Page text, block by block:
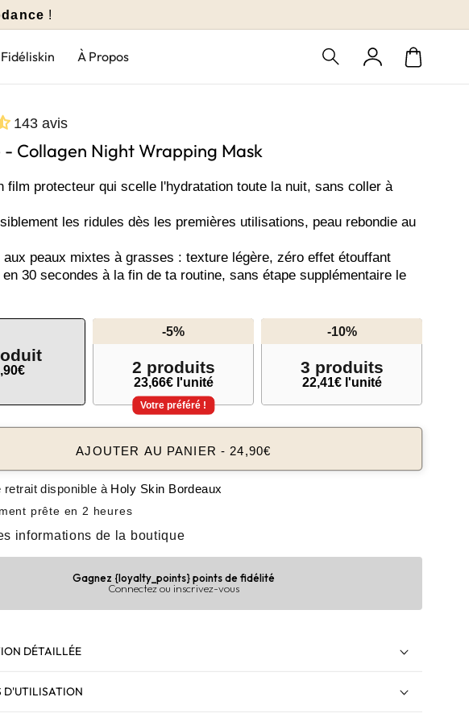
!
Fidéliskin À Propos Connexion Panier
143 avis
- Collagen Night Wrapping Mask
film protecteur qui scelle l'hydratation toute la nuit, sans coller à
les ridules dès les premières utilisations, peau rebondie au
aux peaux mixtes à grasses : texture légère, zéro effet étouffant
en 30 secondes à la fin de ta routine, sans étape supplémentaire le
-5%
2 produits
Votre préféré !
23,66€ l'unité
-10%
3 produits
22,41€ l'unité
AJOUTER AU PANIER - 24,90€
retrait disponible à Holy Skin Bordeaux
prête en 2 heures
informations de la boutique
Gagnez {loyalty_points} points de fidélité
Connectez ou inscrivez-vous
DÉTAILLÉE
régénère
D'UTILISATION